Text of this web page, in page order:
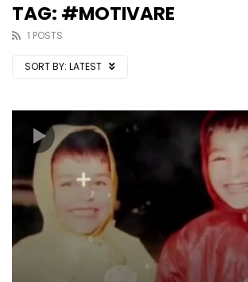
TAG: #MOTIVARE
1 POSTS
SORT BY: LATEST